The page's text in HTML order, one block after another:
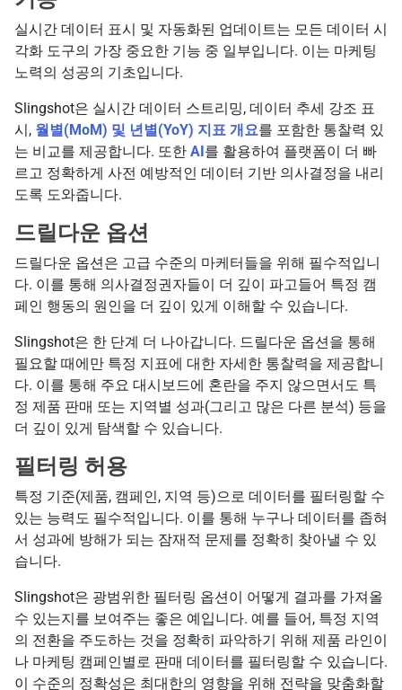
실시간 데이터 표시 및 자동화된 업데이트는 모든 데이터 시
각화 도구의 가장 중요한 기능 중 일부입니다. 이는 마케팅
노력의 성공의 기초입니다.
Slingshot은 실시간 데이터 스트리밍, 데이터 추세 강조 표
시, 월별(MoM) 및 년별(YoY) 지표 개요를 포함한 통찰력 있
는 비교를 제공합니다. 또한 AI를 활용하여 플랫폼이 더 빠
르고 정확하게 사전 예방적인 데이터 기반 의사결정을 내리
도록 도와줍니다.
드릴다운 옵션
드릴다운 옵션은 고급 수준의 마케터들을 위해 필수적입니
다. 이를 통해 의사결정권자들이 더 깊이 파고들어 특정 캠
페인 행동의 원인을 더 깊이 있게 이해할 수 있습니다.
Slingshot은 한 단계 더 나아갑니다. 드릴다운 옵션을 통해
필요할 때에만 특정 지표에 대한 자세한 통찰력을 제공합니
다. 이를 통해 주요 대시보드에 혼란을 주지 않으면서도 특
정 제품 판매 또는 지역별 성과(그리고 많은 다른 분석) 등을
더 깊이 있게 탐색할 수 있습니다.
필터링 허용
특정 기준(제품, 캠페인, 지역 등)으로 데이터를 필터링할 수
있는 능력도 필수적입니다. 이를 통해 누구나 데이터를 좁혀
서 성과에 방해가 되는 잠재적 문제를 정확히 찾아낼 수 있
습니다.
Slingshot은 광범위한 필터링 옵션이 어떻게 결과를 가져올
수 있는지를 보여주는 좋은 예입니다. 예를 들어, 특정 지역
의 전환을 주도하는 것을 정확히 파악하기 위해 제품 라인이
나 마케팅 캠페인별로 판매 데이터를 필터링할 수 있습니다.
이 수준의 정확성은 최대한의 영향을 위해 전략을 맞춤화할